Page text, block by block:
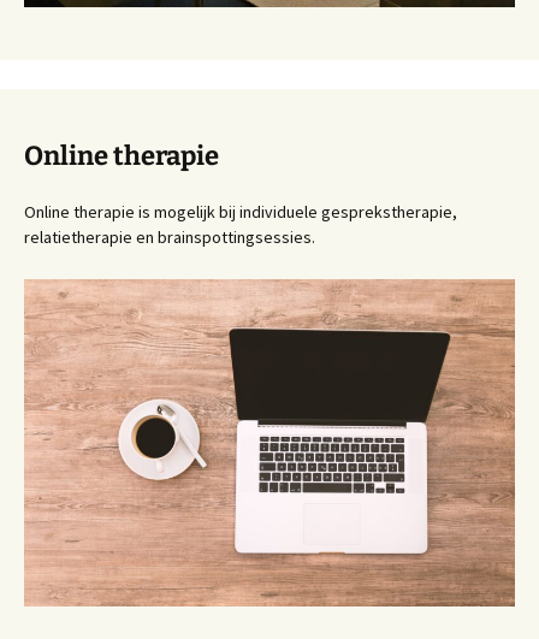
Online therapie
Online therapie is mogelijk bij individuele gesprekstherapie,
relatietherapie en brainspottingsessies.